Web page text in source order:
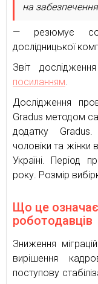
на
— резюмує
дослідницької
Звіт
посиланням
Дослідження
Gradus методом
додатку
чоловіки та жінки
Україні. Період
року. Розмір
Що це
роботодавців
Зниження
вирішення
поступову